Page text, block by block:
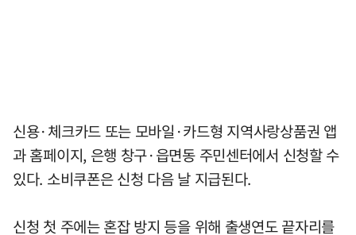
신용·체크카드 또는 모바일·카드형 지역사랑상품권 앱
과 홈페이지, 은행 창구·읍면동 주민센터에서 신청할 수
있다. 소비쿠폰은 신청 다음 날 지급된다.
신청 첫 주에는 혼잡 방지 등을 위해 출생연도 끝자리를